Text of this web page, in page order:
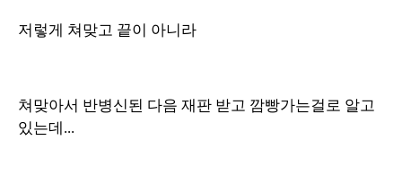
저렇게 쳐맞고 끝이 아니라
쳐맞아서 반병신된 다음 재판 받고 깜빵가는걸로 알고
있는데...